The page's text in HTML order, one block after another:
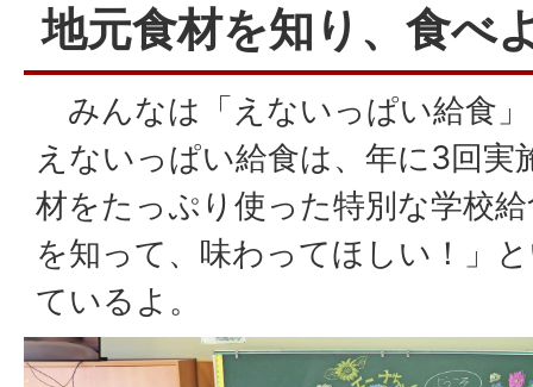
地元食材を知り、食べ
みんなは「えないっぱい給食
えないっぱい給食は、年に3回実
材をたっぷり使った特別な学校
を知って、味わってほしい！」
ているよ。